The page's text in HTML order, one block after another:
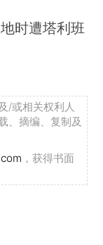
时遭塔利班
/或相关权利人
、摘编、复制及
，获得书面